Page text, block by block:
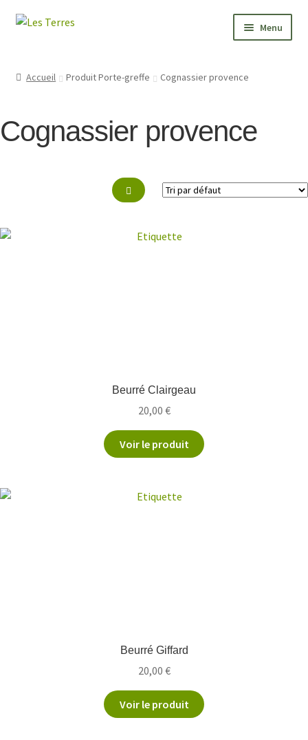
Aller
navigation
Aller
Menu
FORMATIONS
Accueil Produit Porte-greffe Cognassier provence
Cognassier provence
Beurré Clairgeau
20,00 €
Voir le produit
Beurré Giffard
20,00 €
Voir le produit